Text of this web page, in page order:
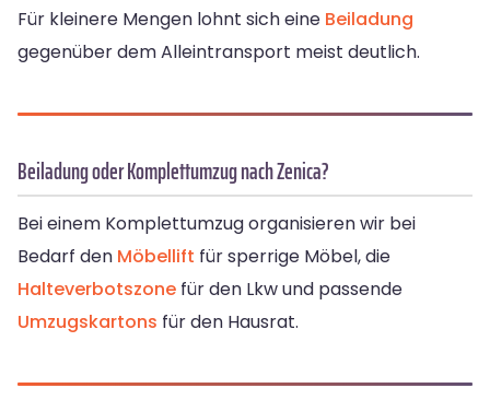
Für kleinere Mengen lohnt sich eine Beiladung
gegenüber dem Alleintransport meist deutlich.
Beiladung oder Komplettumzug nach Zenica?
Bei einem Komplettumzug organisieren wir bei
Bedarf den Möbellift für sperrige Möbel, die
Halteverbotszone für den Lkw und passende
Umzugskartons für den Hausrat.